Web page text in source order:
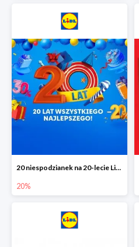
20 niespodzianek na 20-lecie Lidla do -20%
20%